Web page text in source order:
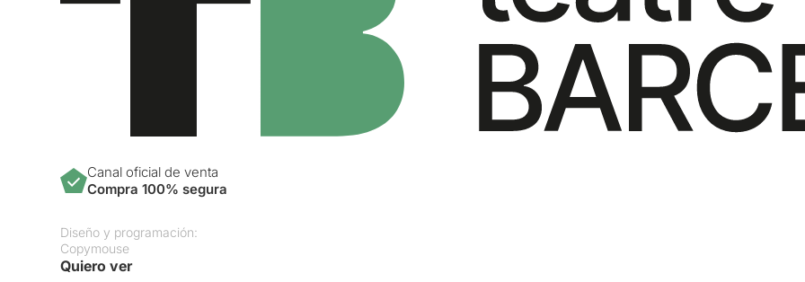
Canal oficial de venta
Compra 100% segura
Diseño y programación:
Copymouse
Quiero ver